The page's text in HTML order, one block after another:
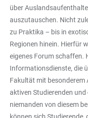
über
auszutauschen. Nicht
zu Praktika – bis in
Regionen hinein. Hierfür
eigenes Forum schaffen.
Informationsdienste, die
Fakultät mit besonderem
aktiven Studierenden
niemanden von diesem